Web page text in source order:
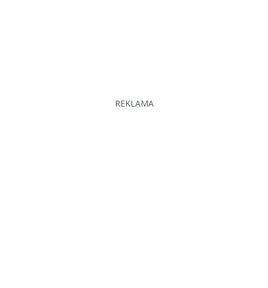
REKLAMA